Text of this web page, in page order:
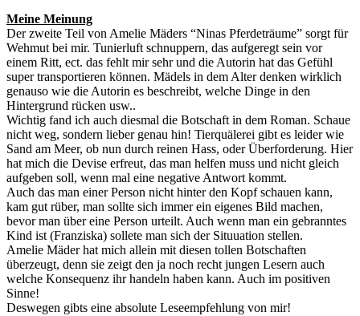
Meine Meinung
Der zweite Teil von Amelie Mäders “Ninas Pferdeträume” sorgt für
Wehmut bei mir. Tunierluft schnuppern, das aufgeregt sein vor
einem Ritt, ect. das fehlt mir sehr und die Autorin hat das Gefühl
super transportieren können. Mädels in dem Alter denken wirklich
genauso wie die Autorin es beschreibt, welche Dinge in den
Hintergrund rücken usw..
Wichtig fand ich auch diesmal die Botschaft in dem Roman. Schaue
nicht weg, sondern lieber genau hin! Tierquälerei gibt es leider wie
Sand am Meer, ob nun durch reinen Hass, oder Überforderung. Hier
hat mich die Devise erfreut, das man helfen muss und nicht gleich
aufgeben soll, wenn mal eine negative Antwort kommt.
Auch das man einer Person nicht hinter den Kopf schauen kann,
kam gut rüber, man sollte sich immer ein eigenes Bild machen,
bevor man über eine Person urteilt. Auch wenn man ein gebranntes
Kind ist (Franziska) sollete man sich der Situuation stellen.
Amelie Mäder hat mich allein mit diesen tollen Botschaften
überzeugt, denn sie zeigt den ja noch recht jungen Lesern auch
welche Konsequenz ihr handeln haben kann. Auch im positiven
Sinne!
Deswegen gibts eine absolute Leseempfehlung von mir!